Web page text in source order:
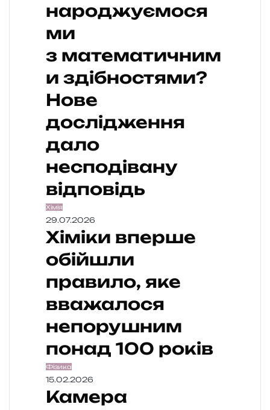
народжуємося
ми
з математичним
и здібностями?
Нове
дослідження
дало
несподівану
відповідь
Хімія
29.07.2026
Хіміки вперше
обійшли
правило, яке
вважалося
непорушним
понад 100 років
Фізика
15.02.2026
Камера